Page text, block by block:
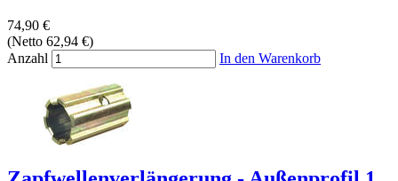
74,90 €
(Netto 62,94 €)
Anzahl
In den Warenkorb